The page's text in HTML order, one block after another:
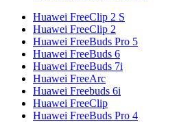
Huawei FreeClip 2 S
Huawei FreeClip 2
Huawei FreeBuds Pro 5
Huawei FreeBuds 6
Huawei FreeBuds 7i
Huawei FreeArc
Huawei Freebuds 6i
Huawei FreeClip
Huawei FreeBuds Pro 4